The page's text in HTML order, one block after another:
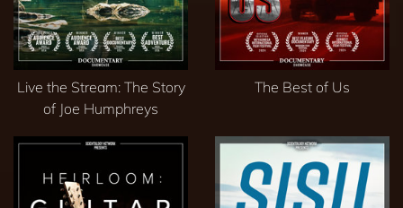
Live the Stream: The Story
of Joe Humphreys
The Best of Us